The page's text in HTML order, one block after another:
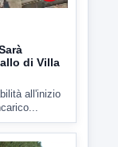
di Villa
all'inizio